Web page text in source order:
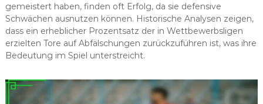
gemeistert haben, finden oft Erfolg, da sie defensive
Schwächen ausnutzen können. Historische Analysen zeigen,
dass ein erheblicher Prozentsatz der in Wettbewerbsligen
erzielten Tore auf Abfälschungen zurückzuführen ist, was ihre
Bedeutung im Spiel unterstreicht.